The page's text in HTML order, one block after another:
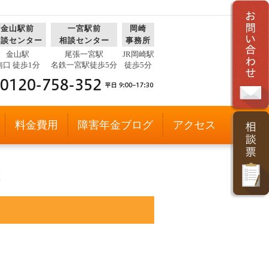
金山駅前
センター
金山駅
口 徒歩1分
一宮駅前
相談センター
尾張一宮駅
名鉄一宮駅徒歩5分
岡崎
事務所
JR岡崎駅
徒歩5分
料金費用 障害年金ブログ アクセス